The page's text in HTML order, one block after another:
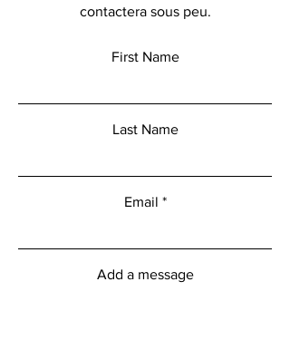
contactera sous peu.
First Name
Last Name
Email
Add a message